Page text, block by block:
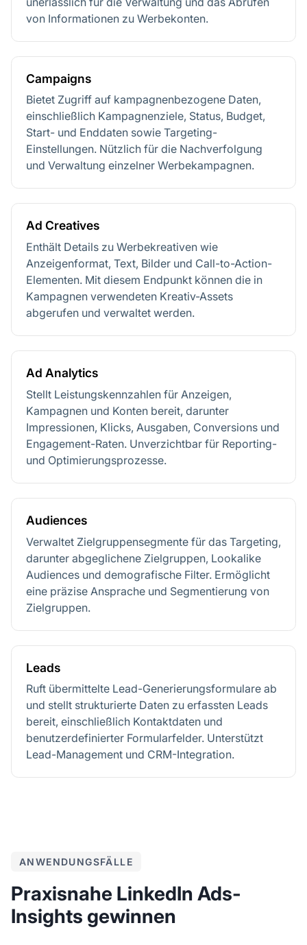
von Informationen zu Werbekonten.
Campaigns
Bietet Zugriff auf kampagnenbezogene Daten,
einschließlich Kampagnenziele, Status, Budget,
Start- und Enddaten sowie Targeting-
Einstellungen. Nützlich für die Nachverfolgung
und Verwaltung einzelner Werbekampagnen.
Ad Creatives
Enthält Details zu Werbekreativen wie
Anzeigenformat, Text, Bilder und Call-to-Action-
Elementen. Mit diesem Endpunkt können die in
Kampagnen verwendeten Kreativ-Assets
abgerufen und verwaltet werden.
Ad Analytics
Stellt Leistungskennzahlen für Anzeigen,
Kampagnen und Konten bereit, darunter
Impressionen, Klicks, Ausgaben, Conversions und
Engagement-Raten. Unverzichtbar für Reporting-
und Optimierungsprozesse.
Audiences
Verwaltet Zielgruppensegmente für das Targeting,
darunter abgeglichene Zielgruppen, Lookalike
Audiences und demografische Filter. Ermöglicht
eine präzise Ansprache und Segmentierung von
Zielgruppen.
Leads
Ruft übermittelte Lead-Generierungsformulare ab
und stellt strukturierte Daten zu erfassten Leads
bereit, einschließlich Kontaktdaten und
benutzerdefinierter Formularfelder. Unterstützt
Lead-Management und CRM-Integration.
ANWENDUNGSFÄLLE
Praxisnahe LinkedIn Ads-
Insights gewinnen